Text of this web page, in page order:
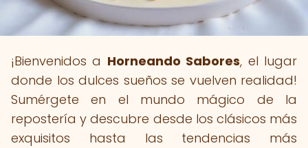
¡Bienvenidos a Horneando Sabores, el lugar
donde los dulces sueños se vuelven realidad!
Sumérgete en el mundo mágico de la
repostería y descubre desde los clásicos más
exquisitos hasta las tendencias más